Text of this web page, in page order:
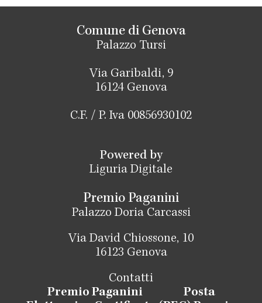
Comune di Genova
Palazzo Tursi
Via Garibaldi, 9
16124 Genova
C.F. / P. Iva 00856930102
Powered by
Liguria Digitale
Premio Paganini
Palazzo Doria Carcassi
Via David Chiossone, 10
16123 Genova
Contatti
Premio Paganini
Posta